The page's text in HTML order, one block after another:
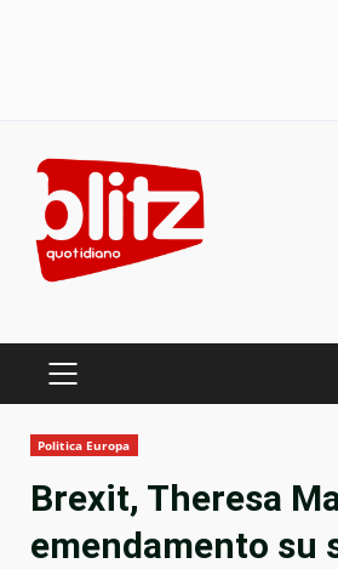
content
PRIMARY
Politica Europa
Brexit, Theresa
emendamento su